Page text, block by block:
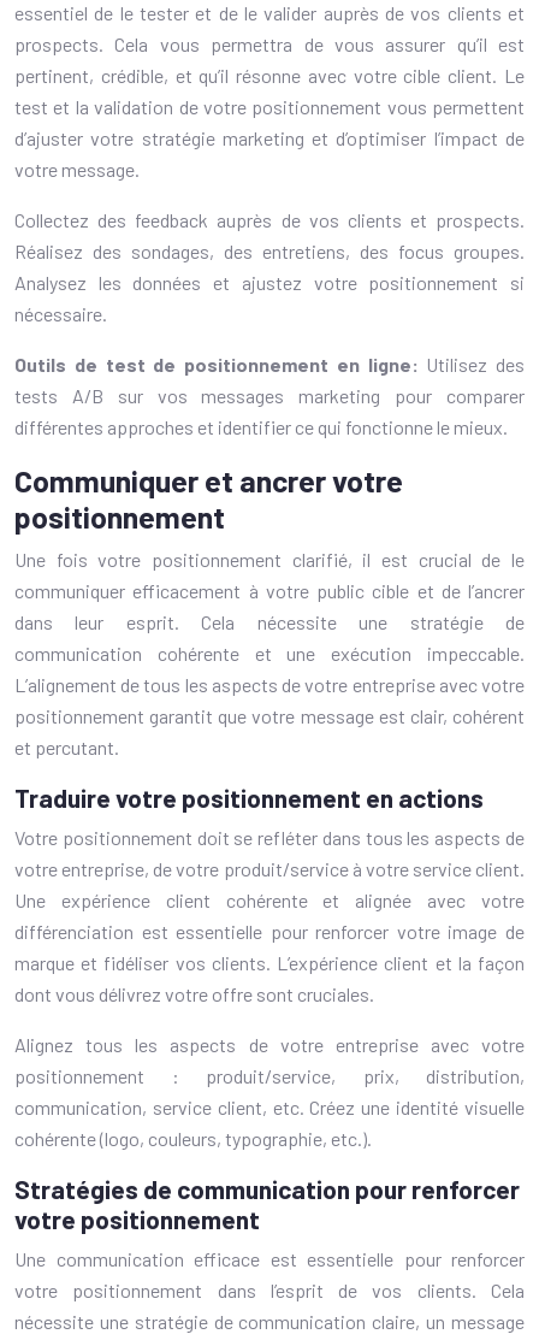
essentiel de le tester et de le valider auprès de vos clients et
prospects. Cela vous permettra de vous assurer qu’il est
pertinent, crédible, et qu’il résonne avec votre cible client. Le
test et la validation de votre positionnement vous permettent
d’ajuster votre stratégie marketing et d’optimiser l’impact de
votre message.
Collectez des feedback auprès de vos clients et prospects.
Réalisez des sondages, des entretiens, des focus groupes.
Analysez les données et ajustez votre positionnement si
nécessaire.
Outils de test de positionnement en ligne: Utilisez des
tests A/B sur vos messages marketing pour comparer
différentes approches et identifier ce qui fonctionne le mieux.
Communiquer et ancrer votre
positionnement
Une fois votre positionnement clarifié, il est crucial de le
communiquer efficacement à votre public cible et de l’ancrer
dans leur esprit. Cela nécessite une stratégie de
communication cohérente et une exécution impeccable.
L’alignement de tous les aspects de votre entreprise avec votre
positionnement garantit que votre message est clair, cohérent
et percutant.
Traduire votre positionnement en actions
Votre positionnement doit se refléter dans tous les aspects de
votre entreprise, de votre produit/service à votre service client.
Une expérience client cohérente et alignée avec votre
différenciation est essentielle pour renforcer votre image de
marque et fidéliser vos clients. L’expérience client et la façon
dont vous délivrez votre offre sont cruciales.
Alignez tous les aspects de votre entreprise avec votre
positionnement : produit/service, prix, distribution,
communication, service client, etc. Créez une identité visuelle
cohérente (logo, couleurs, typographie, etc.).
Stratégies de communication pour renforcer
votre positionnement
Une communication efficace est essentielle pour renforcer
votre positionnement dans l’esprit de vos clients. Cela
nécessite une stratégie de communication claire, un message